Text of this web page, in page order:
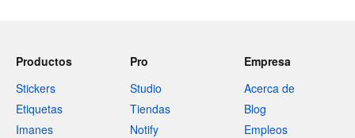
Productos
Stickers
Etiquetas
Imanes
Pro
Studio
Tiendas
Notify
Empresa
Acerca de
Blog
Empleos